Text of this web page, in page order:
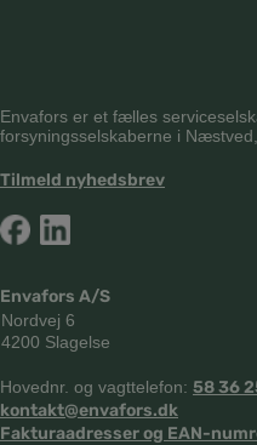
Envafors er et fælles
forsyningsselskaberne i
Tilmeld nyhedsbrev
Envafors A/S
Nordvej 6
4200 Slagelse
Hovednr. og vagttelefon: 58 36
kontakt@envafors.dk
Fakturaadresser og EAN-